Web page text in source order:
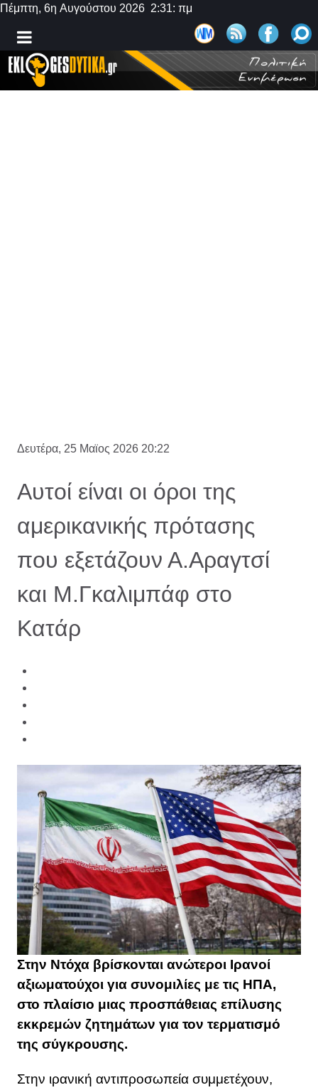
Πέμπτη, 6η Αυγούστου 2026 2:31: πμ
Δευτέρα, 25 Μαϊος 2026 20:22
Αυτοί είναι οι όροι της
αμερικανικής πρότασης
που εξετάζουν Α.Αραγτσί
και Μ.Γκαλιμπάφ στο
Κατάρ
Στην Ντόχα βρίσκονται ανώτεροι Ιρανοί
αξιωματούχοι για συνομιλίες με τις ΗΠΑ,
στο πλαίσιο μιας προσπάθειας επίλυσης
εκκρεμών ζητημάτων για τον τερματισμό
της σύγκρουσης.
Στην ιρανική αντιπροσωπεία συμμετέχουν,